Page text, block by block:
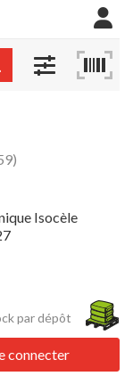
Isocèle
par dépôt
connecter